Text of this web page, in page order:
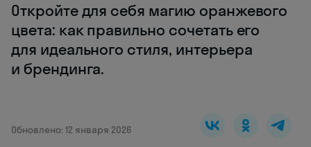
Откройте для себя магию оранжевого
цвета: как правильно сочетать его
для идеального стиля, интерьера
и брендинга.
Обновлено: 12 января 2026